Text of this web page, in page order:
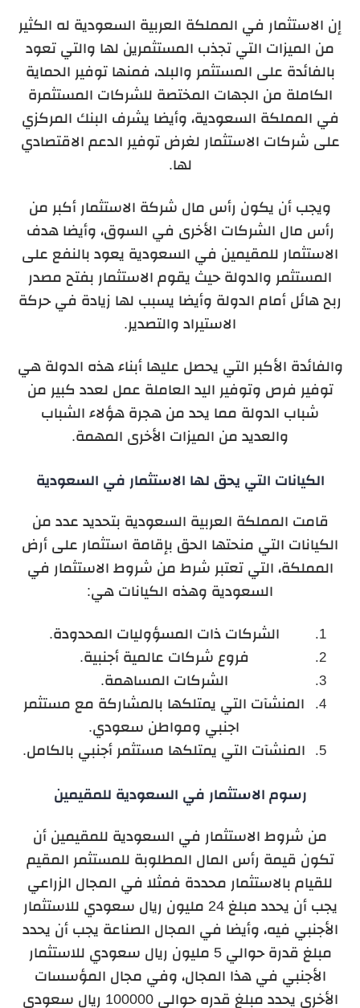
إن الاستثمار في المملكة العربية السعودية له الكثير
من الميزات التي تجذب المستثمرين لها والتي تعود
بالفائدة على المستثمر والبلد، فمنها توفير الحماية
الكاملة من الجهات المختصة للشركات المستثمرة
في المملكة السعودية، وأيضا يشرف البنك المركزي
على شركات الاستثمار لغرض توفير الدعم الاقتصادي
لها.
ويجب أن يكون رأس مال شركة الاستثمار أكبر من
رأس مال الشركات الأخرى في السوق، وأيضا هدف
الاستثمار للمقيمين في السعودية يعود بالنفع على
المستثمر والدولة حيث يقوم الاستثمار بفتح مصدر
ربح هائل أمام الدولة وأيضا يسبب لها زيادة في حركة
الاستيراد والتصدير.
والفائدة الأكبر التي يحصل عليها أبناء هذه الدولة هي
توفير فرص وتوفير اليد العاملة عمل لعدد كبير من
شباب الدولة مما يحد من هجرة هؤلاء الشباب
والعديد من الميزات الأخرى المهمة.
الكيانات التي يحق لها الاستثمار في السعودية
قامت المملكة العربية السعودية بتحديد عدد من
الكيانات التي منحتها الحق بإقامة استثمار على أرض
المملكة، التي تعتبر شرط من شروط الاستثمار في
السعودية وهذه الكيانات هي:
الشركات ذات المسؤوليات المحدودة.
فروع شركات عالمية أجنبية.
الشركات المساهمة.
المنشآت التي يمتلكها بالمشاركة مع مستثمر
اجنبي ومواطن سعودي.
المنشآت التي يمتلكها مستثمر أجنبي بالكامل.
رسوم الاستثمار في السعودية للمقيمين
من شروط الاستثمار في السعودية للمقيمين أن
تكون قيمة رأس المال المطلوبة للمستثمر المقيم
للقيام بالاستثمار محددة فمثلا في المجال الزراعي
يجب أن يحدد مبلغ 24 مليون ريال سعودي للاستثمار
الأجنبي فيه، وأيضا في المجال الصناعة يجب أن يحدد
مبلغ قدرة حوالي 5 مليون ريال سعودي للاستثمار
الأجنبي في هذا المجال، وفي مجال المؤسسات
الأخرى يحدد مبلغ قدره حوالي 100000 ريال سعودي